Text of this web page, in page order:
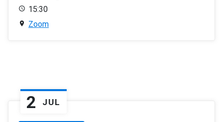
15:30
Zoom
2 JUL